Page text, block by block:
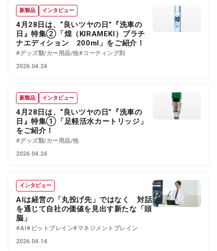
新製品 インタビュー
4月28日は、“良いツヤの日”『洗車の
日』特集②「煌（KIRAMEKI）プラチ
ナエディション 200ml」をご紹介！
#グッズ類/カー用品/他#コーティング剤
2026.04.24
新製品 インタビュー
4月28日は、“良いツヤの日”『洗車の
日』特集①「足軽活水カートリッジ」
をご紹介！
#グッズ類/カー用品/他
2026.04.24
インタビュー
AIは経営の「丸投げ先」ではなく 対話
を通じて自社の価値を見出す新たな「頭
脳」
#AI #ピットブレイン#マネジメントブレイン
2026.04.14